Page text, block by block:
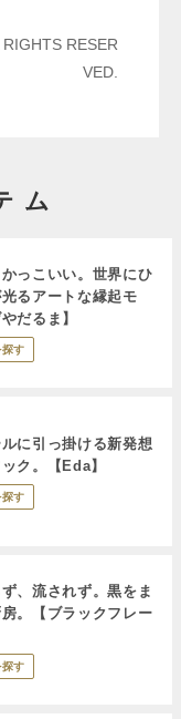
RESER
VED.
ム
っこいい。世界にひ
るアートな縁起モ
だるま】
探す
に引っ掛ける新発想
ク。【Eda】
探す
、流されず。黒をま
。【ブラックフレー
探す